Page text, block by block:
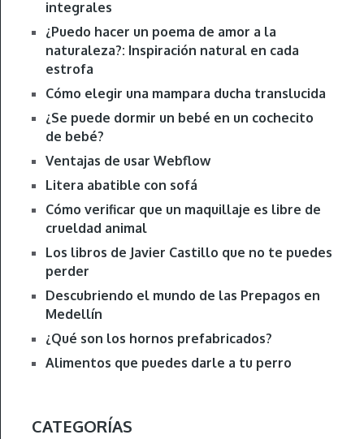
integrales
¿Puedo hacer un poema de amor a la
naturaleza?: Inspiración natural en cada
estrofa
Cómo elegir una mampara ducha translucida
¿Se puede dormir un bebé en un cochecito
de bebé?
Ventajas de usar Webflow
Litera abatible con sofá
Cómo verificar que un maquillaje es libre de
crueldad animal
Los libros de Javier Castillo que no te puedes
perder
Descubriendo el mundo de las Prepagos en
Medellín
¿Qué son los hornos prefabricados?
Alimentos que puedes darle a tu perro
CATEGORÍAS